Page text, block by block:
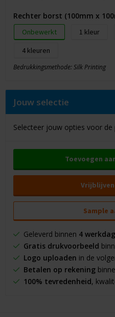
Rechter borst (100mm x
Onbewerkt 1
4
Bedrukkingsmethode: Silk Printing
Jouw selectie
Selecteer jouw opties voor de
Toevoegen
Sample
Geleverd binnen 4
Gratis drukvoorbeeld
Logo uploaden in de
Betalen op rekening
100% tevredenheid,